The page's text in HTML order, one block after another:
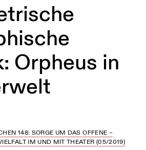
Orpheus in
148: SORGE UM DAS OFFENE –
IM UND MIT THEATER (05/2019)